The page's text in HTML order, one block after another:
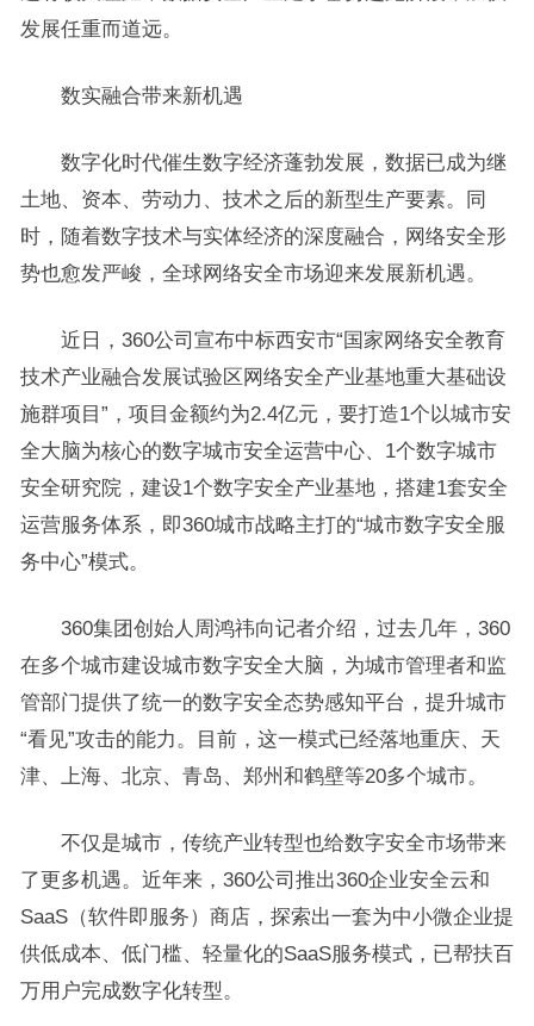
发展任重而道远。
数实融合带来新机遇
数字化时代催生数字经济蓬勃发展，数据已成为继
土地、资本、劳动力、技术之后的新型生产要素。同
时，随着数字技术与实体经济的深度融合，网络安全形
势也愈发严峻，全球网络安全市场迎来发展新机遇。
近日，360公司宣布中标西安市“国家网络安全教育
技术产业融合发展试验区网络安全产业基地重大基础设
施群项目”，项目金额约为2.4亿元，要打造1个以城市安
全大脑为核心的数字城市安全运营中心、1个数字城市
安全研究院，建设1个数字安全产业基地，搭建1套安全
运营服务体系，即360城市战略主打的“城市数字安全服
务中心”模式。
360集团创始人周鸿祎向记者介绍，过去几年，360
在多个城市建设城市数字安全大脑，为城市管理者和监
管部门提供了统一的数字安全态势感知平台，提升城市
“看见”攻击的能力。目前，这一模式已经落地重庆、天
津、上海、北京、青岛、郑州和鹤壁等20多个城市。
不仅是城市，传统产业转型也给数字安全市场带来
了更多机遇。近年来，360公司推出360企业安全云和
SaaS（软件即服务）商店，探索出一套为中小微企业提
供低成本、低门槛、轻量化的SaaS服务模式，已帮扶百
万用户完成数字化转型。